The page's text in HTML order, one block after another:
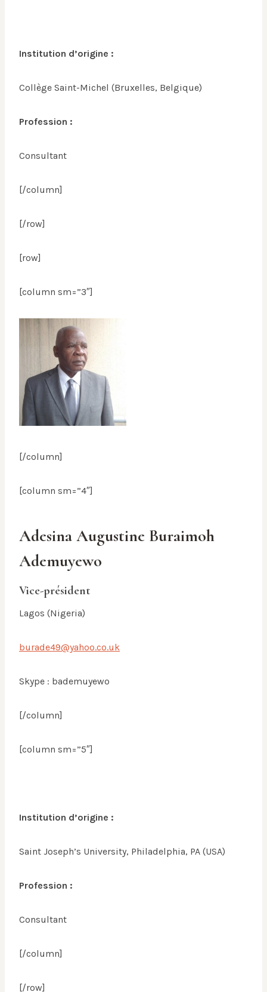
Institution d’origine :
Collège Saint-Michel (Bruxelles, Belgique)
Profession :
Consultant
[/column]
[/row]
[row]
[column sm=”3″]
[/column]
[column sm=”4″]
Adesina Augustine Buraimoh
Ademuyewo
Vice-président
Lagos (Nigeria)
burade49@yahoo.co.uk
Skype : bademuyewo
[/column]
[column sm=”5″]
Institution d’origine :
Saint Joseph’s University, Philadelphia, PA (USA)
Profession :
Consultant
[/column]
[/row]